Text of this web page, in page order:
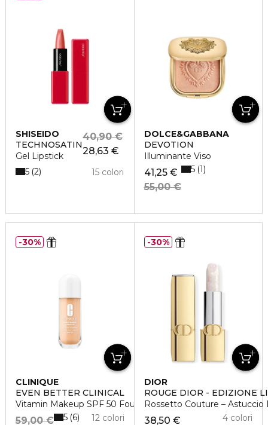
SHISEIDO
TECHNOSATIN
Gel Lipstick
28,63 €
40,90 €
15 colori
5 2
DOLCE&GABBANA
DEVOTION
Illuminante Viso
41,25 €
55,00 €
5 1
CLINIQUE
EVEN BETTER CLINICAL
Vitamin Makeup SPF 50 Foundation - Fondotinta SPF50
59,00 € 12 colori
5 6
30%
DIOR
ROUGE DIOR - EDIZIONE
Rossetto Couture – Astuccio
38,50 € 4 colori
30%